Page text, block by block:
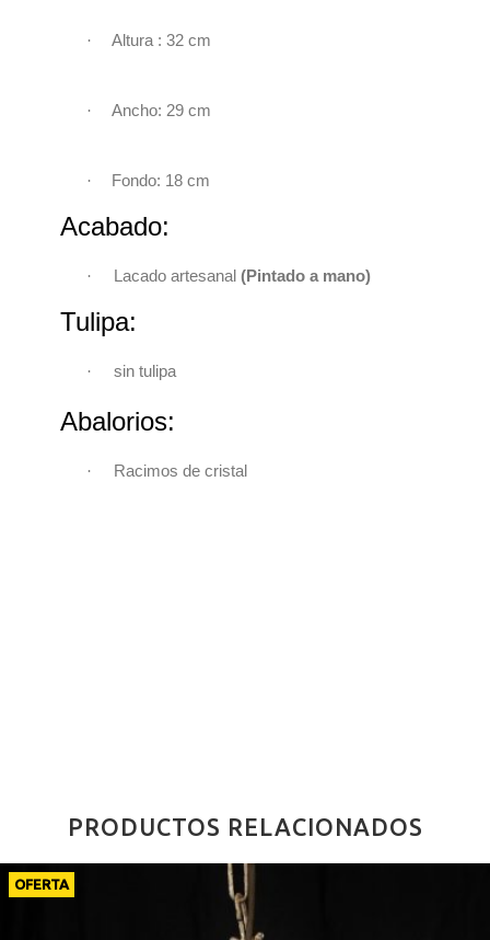
· Altura : 32 cm
· Ancho: 29 cm
· Fondo: 18 cm
Acabado:
· Lacado artesanal (Pintado a mano)
Tulipa:
· sin tulipa
Abalorios:
· Racimos de cristal
PRODUCTOS RELACIONADOS
OFERTA